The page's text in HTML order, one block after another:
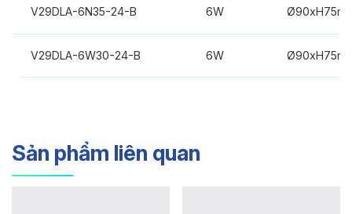
V29DLA-6N35-24-B 6W
V29DLA-6W30-24-B 6W
Sản phẩm liên quan